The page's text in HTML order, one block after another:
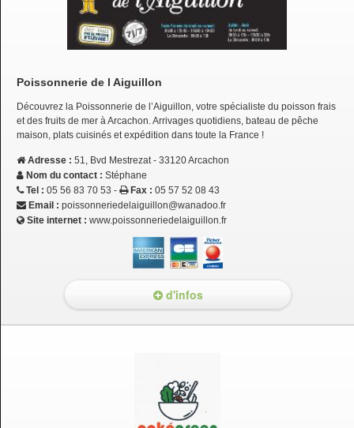
Poissonnerie de l Aiguillon
Découvrez la Poissonnerie de l’Aiguillon, votre spécialiste du poisson frais
et des fruits de mer à Arcachon. Arrivages quotidiens, bateau de pêche
maison, plats cuisinés et expédition dans toute la France !
Adresse : 51, Bvd Mestrezat - 33120 Arcachon
Nom du contact : Stéphane
Tel : 05 56 83 70 53 - Fax : 05 57 52 08 43
Email : poissonneriedelaiguillon@wanadoo.fr
Site internet : www.poissonneriedelaiguillon.fr
d'infos